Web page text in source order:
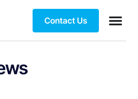
Contact Us